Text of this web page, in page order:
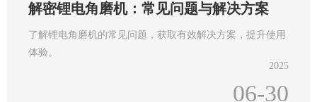
解密锂电角磨机：常见问题与解决方案
了解锂电角磨机的常见问题，获取有效解决方案，提升使用
体验。
2025
06-30